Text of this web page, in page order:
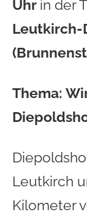
Uhr in der
Leutkirch-
Thema:
Leutkirch
Kilometer